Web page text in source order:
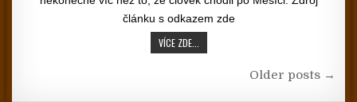
článku s odkazem zde
VÍCE ZDE...
Navigace pro příspěvkyOlder posts →